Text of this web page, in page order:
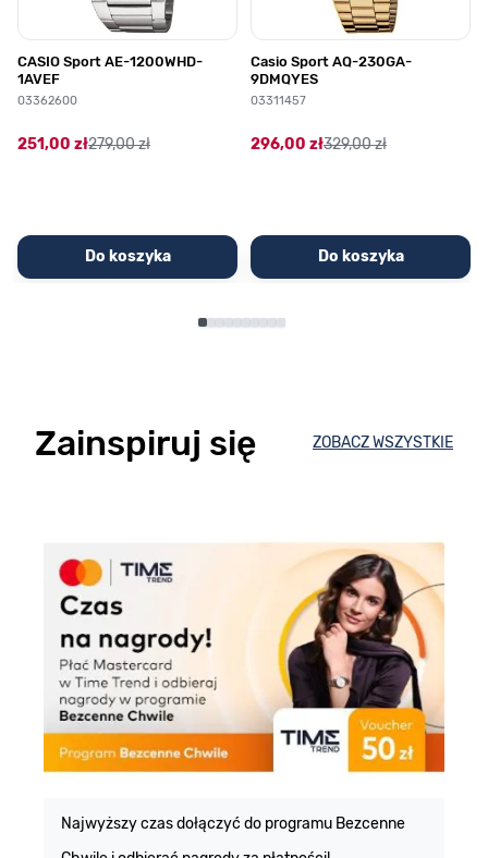
CASIO Sport AE-1200WHD-
1AVEF
03362600
251,00 zł279,00 zł
Do koszyka
Casio Sport AQ-230GA-
9DMQYES
03311457
296,00 zł329,00 zł
Do koszyka
Zainspiruj się ZOBACZ WSZYSTKIE
Najwyższy czas dołączyć do programu Bezcenne